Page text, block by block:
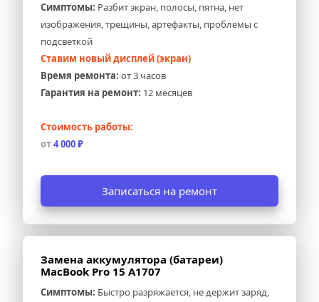
Симптомы: Разбит экран, полосы, пятна, нет
изображения, трещины, артефакты, проблемы с
подсветкой
Ставим новый дисплей (экран)
Время ремонта: от 3 часов
Гарантия на ремонт: 12 месяцев
Стоимость работы:
от 4 000 ₽
Записаться на ремонт
Замена аккумулятора (батареи)
MacBook Pro 15 A1707
Симптомы: Быстро разряжается, не держит заряд,